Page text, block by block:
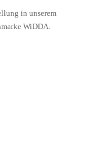
in unserem
WiDDA.